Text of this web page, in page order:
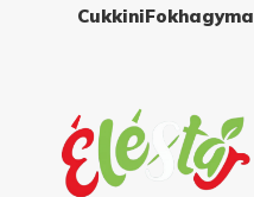
CukkiniFokhagyma